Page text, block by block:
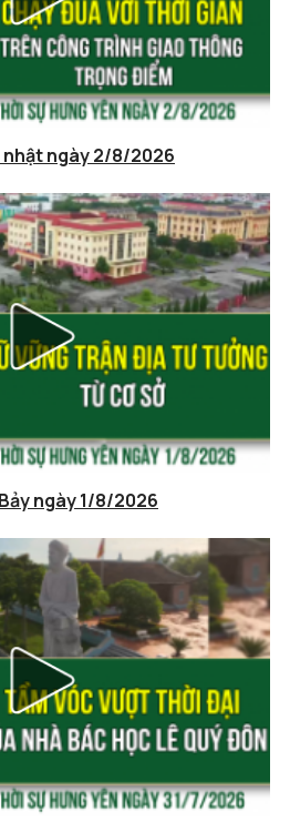
nhật ngày 2/8/2026
ngày 1/8/2026